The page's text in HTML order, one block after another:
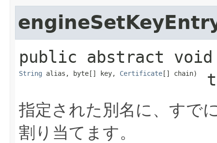
public abstract void
String alias, byte[] key, Certificate [] chain)
指定された別名に、すで
割り当てます。